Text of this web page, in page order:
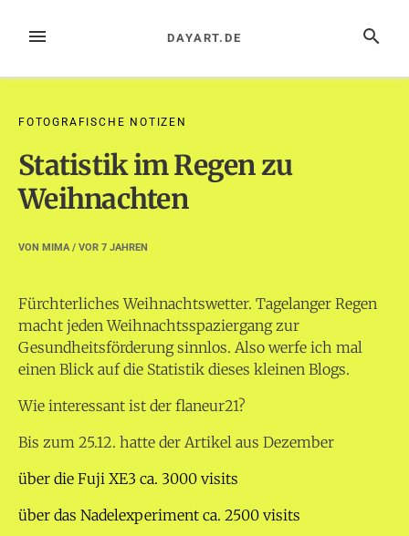
InhaltMENÜ SUCHE
DAYART.DE
FOTOGRAFISCHE NOTIZEN
Statistik im Regen zu
Weihnachten
VON MIMA/ VOR 7 JAHREN
Fürchterliches Weihnachtswetter. Tagelanger Regen
macht jeden Weihnachtsspaziergang zur
Gesundheitsförderung sinnlos. Also werfe ich mal
einen Blick auf die Statistik dieses kleinen Blogs.
Wie interessant ist der flaneur21?
Bis zum 25.12. hatte der Artikel aus Dezember
über die Fuji XE3 ca. 3000 visits
über das Nadelexperiment ca. 2500 visits